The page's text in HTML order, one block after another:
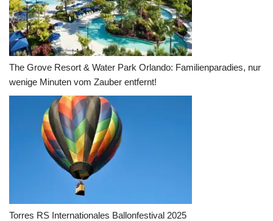
The Grove Resort & Water Park Orlando: Familienparadies, nur
wenige Minuten vom Zauber entfernt!
Torres RS Internationales Ballonfestival 2025